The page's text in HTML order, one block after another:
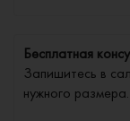
Бесплатная
Запишитесь в
нужного размера.